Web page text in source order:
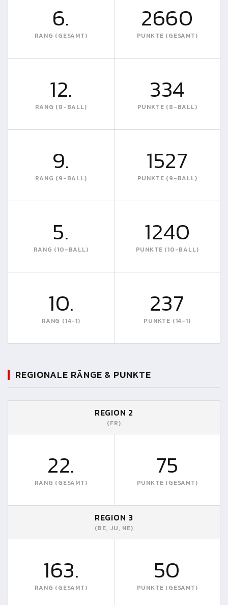
6.
RANG (GESAMT)
2660
PUNKTE (GESAMT)
12.
RANG (8-BALL)
334
PUNKTE (8-BALL)
9.
RANG (9-BALL)
1527
PUNKTE (9-BALL)
5.
RANG (10-BALL)
1240
PUNKTE (10-BALL)
10.
RANG (14-1)
237
PUNKTE (14-1)
REGIONALE RÄNGE & PUNKTE
REGION 2
(FR)
22.
RANG (GESAMT)
75
PUNKTE (GESAMT)
REGION 3
(BE, JU, NE)
163.
RANG (GESAMT)
50
PUNKTE (GESAMT)